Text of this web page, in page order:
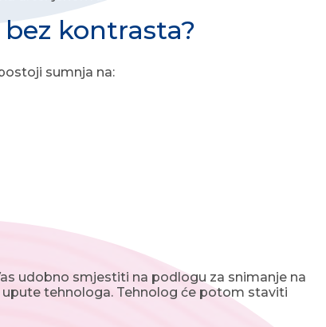
kontrasta?
sumnja na:
udobno smjestiti na podlogu za snimanje na
upute tehnologa. Tehnolog će potom staviti